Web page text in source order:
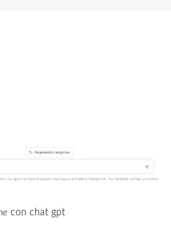
con chat gpt